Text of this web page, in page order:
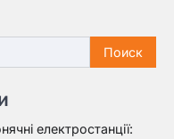
електростанції: